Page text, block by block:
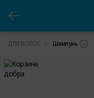
ДЛЯ ВОЛОС Шампунь
Атоми Хербал